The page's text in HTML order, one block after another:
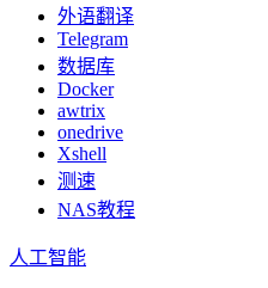
外语翻译
Telegram
数据库
Docker
awtrix
onedrive
Xshell
测速
NAS教程
人工智能